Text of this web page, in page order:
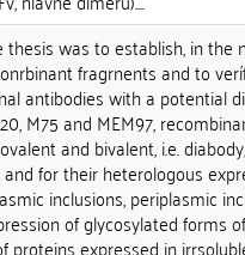
was to establish, in the
fragrnents and to
antibodies with a potential
M75 and MEM97,
and bivalent, i.e.
for their heterologous
inclusions, periplasmic
of glycosylated forms
expressed in